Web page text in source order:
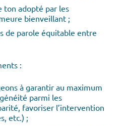
ton adopté par les
bienveillant ;
de parole équitable entre
:
à garantir au maximum
parmi les
favoriser l’intervention
etc.) ;